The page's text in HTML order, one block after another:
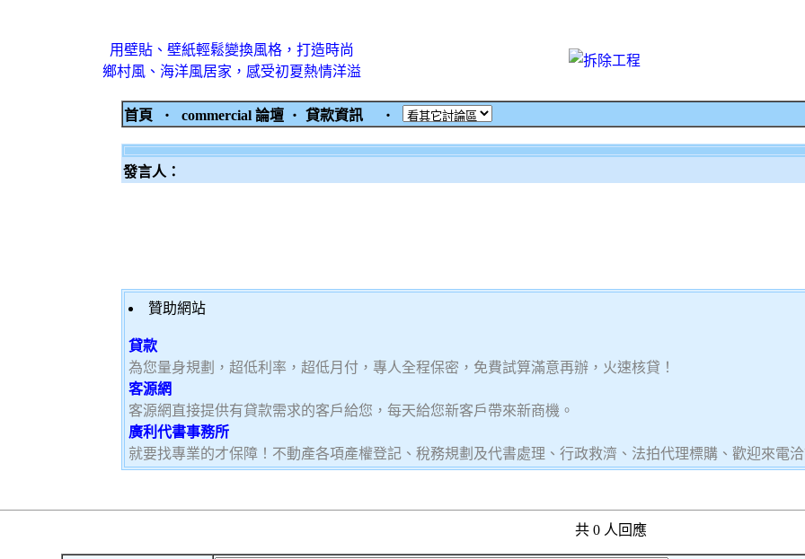
用壁貼、壁紙輕鬆變換風格，打造時尚
鄉村風、海洋風居家，感受初夏熱情洋溢
首頁 ‧ commercial 論壇 ‧ 貸款資訊 ‧
發言人：
贊助網站
貸款
為您量身規劃，超低利率，超低月付，專人全程保密，免費試算滿意再辦，火速核貸！
客源網
客源網直接提供有貸款需求的客戶給您，每天給您新客戶帶來新商機。
廣利代書事務所
就要找專業的才保障！不動產各項產權登記、稅務規劃及代書處理、行政救濟、法拍代理標購、歡迎來電
共 0 人回應